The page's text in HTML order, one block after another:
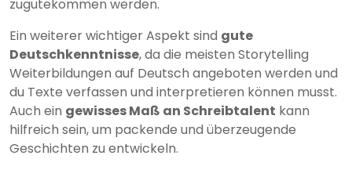
zugutekommen werden.
Ein weiterer wichtiger Aspekt sind gute
Deutschkenntnisse, da die meisten Storytelling
Weiterbildungen auf Deutsch angeboten werden und
du Texte verfassen und interpretieren können musst.
Auch ein gewisses Maß an Schreibtalent kann
hilfreich sein, um packende und überzeugende
Geschichten zu entwickeln.